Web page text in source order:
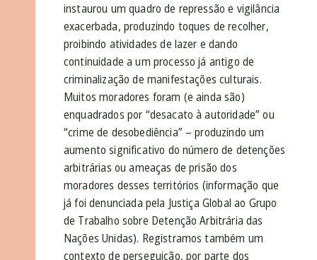
instaurou um quadro de repressão e vigilância
exacerbada, produzindo toques de recolher,
proibindo atividades de lazer e dando
continuidade a um processo já antigo de
criminalização de manifestações culturais.
Muitos moradores foram (e ainda são)
enquadrados por “desacato à autoridade” ou
“crime de desobediência” – produzindo um
aumento significativo do número de detenções
arbitrárias ou ameaças de prisão dos
moradores desses territórios (informação que
já foi denunciada pela Justiça Global ao Grupo
de Trabalho sobre Detenção Arbitrária das
Nações Unidas). Registramos também um
contexto de perseguição, por parte dos